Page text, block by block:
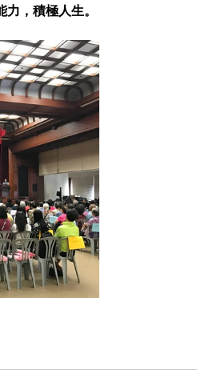
，積極人生。